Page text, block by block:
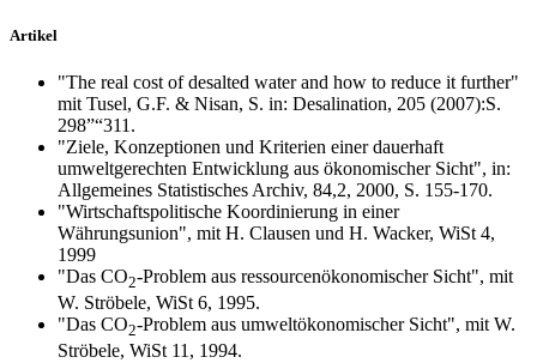
Artikel
"The real cost of desalted water and how to reduce it further"
mit Tusel, G.F. & Nisan, S. in: Desalination, 205 (2007):S.
298”“311.
"Ziele, Konzeptionen und Kriterien einer dauerhaft
umweltgerechten Entwicklung aus ökonomischer Sicht", in:
Allgemeines Statistisches Archiv, 84,2, 2000, S. 155-170.
"Wirtschaftspolitische Koordinierung in einer
Währungsunion", mit H. Clausen und H. Wacker, WiSt 4,
1999
"Das CO2-Problem aus ressourcenökonomischer Sicht", mit
W. Ströbele, WiSt 6, 1995.
"Das CO2-Problem aus umweltökonomischer Sicht", mit W.
Ströbele, WiSt 11, 1994.